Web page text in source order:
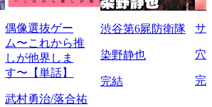
偶像選抜ゲー
ム〜これから推
しが他界しま
す〜【単話】
武村勇治/落合祐
渋谷第6屍防衛隊
染野静也
完結
サ
穴
完